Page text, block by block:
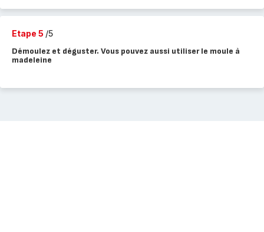
Etape 5 /5
Démoulez et déguster. Vous pouvez aussi utiliser le moule à
madeleine